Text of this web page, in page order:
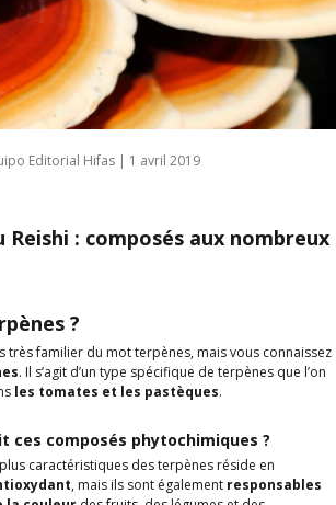
Editorial Hifas | 1 avril 2019
Reishi : composés aux nombreux
?
très familier du mot terpènes, mais vous connaissez
. Il s’agit d’un type spécifique de terpènes que l’on
les tomates et les pastèques.
ces composés phytochimiques ?
plus caractéristiques des terpènes réside en
, mais ils sont également responsables